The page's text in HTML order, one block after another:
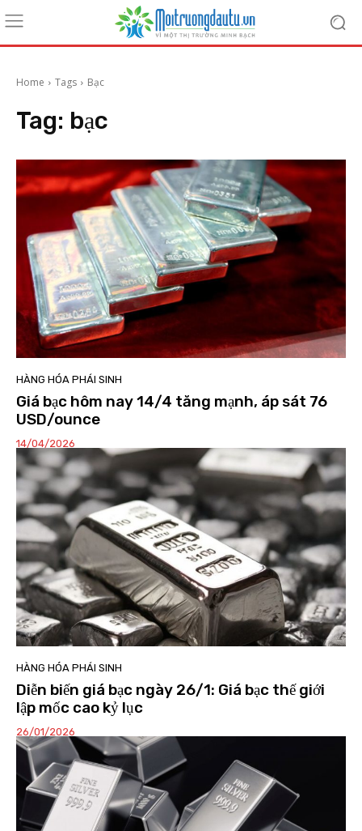
Home Tags Bạc
Tag: bạc
HÀNG HÓA PHÁI SINH
Giá bạc hôm nay 14/4 tăng mạnh, áp sát 76
USD/ounce
14/04/2026
HÀNG HÓA PHÁI SINH
Diễn biến giá bạc ngày 26/1: Giá bạc thế giới
lập mốc cao kỷ lục
26/01/2026